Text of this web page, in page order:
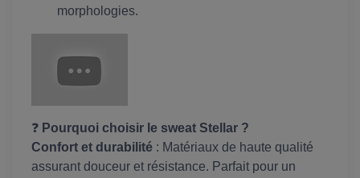
morphologies.
❓ Pourquoi choisir le sweat Stellar ?
Confort et durabilité : Matériaux de haute qualité
assurant douceur et résistance. Parfait pour un